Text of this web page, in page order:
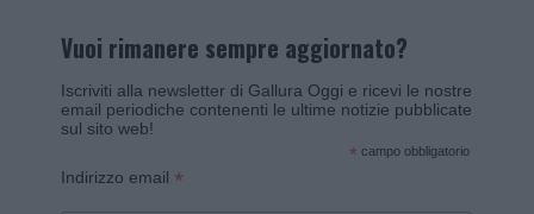
Vuoi rimanere sempre aggiornato?
Iscriviti alla newsletter di Gallura Oggi e ricevi le nostre
email periodiche contenenti le ultime notizie pubblicate
sul sito web!
* campo obbligatorio
Indirizzo email *